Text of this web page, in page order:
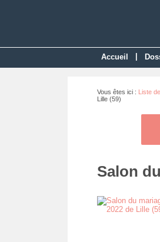
Accueil
Vous êtes ici : Liste
Lille (59)
Salon